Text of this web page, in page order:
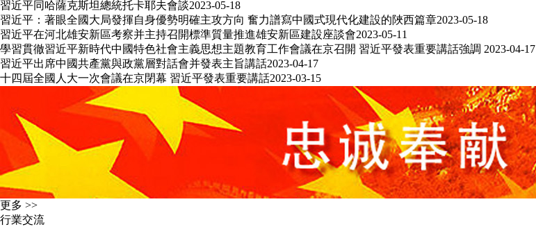
習近平同哈薩克斯坦總統托卡耶夫會談2023-05-18
習近平：著眼全國大局發揮自身優勢明確主攻方向 奮力譜寫中國式現代化建設的陜西篇章2023-05-18
習近平在河北雄安新區考察并主持召開標準質量推進雄安新區建設座談會2023-05-11
學習貫徹習近平新時代中國特色社會主義思想主題教育工作會議在京召開 習近平發表重要講話強調 2023-04-17
習近平出席中國共產黨與政黨層對話會并發表主旨講話2023-04-17
十四屆全國人大一次會議在京閉幕 習近平發表重要講話2023-03-15
更多 >>
行業交流